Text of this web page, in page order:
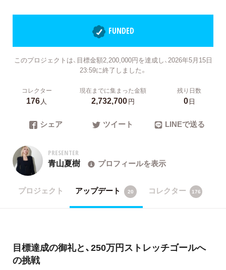
FUNDED
このプロジェクトは、目標金額2,200,000円を達成し、2026年5月15日
23:59に終了しました。
コレクター
176人
現在までに集まった金額
2,732,700円
残り日数
0日
シェア ツイート LINEで送る
PRESENTER
青山夏樹 プロフィールを表示
プロジェクト アップデート 20 コレクター 176
目標達成の御礼と、250万円ストレッチゴールへ
の挑戦